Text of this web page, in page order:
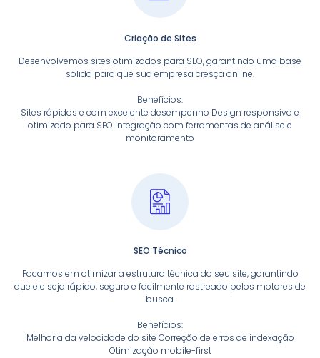
Criação de Sites
Desenvolvemos sites otimizados para SEO, garantindo uma base
sólida para que sua empresa cresça online.
Benefícios:
Sites rápidos e com excelente desempenho Design responsivo e
otimizado para SEO Integração com ferramentas de análise e
monitoramento
SEO Técnico
Focamos em otimizar a estrutura técnica do seu site, garantindo
que ele seja rápido, seguro e facilmente rastreado pelos motores de
busca.
Benefícios:
Melhoria da velocidade do site Correção de erros de indexação
Otimização mobile-first